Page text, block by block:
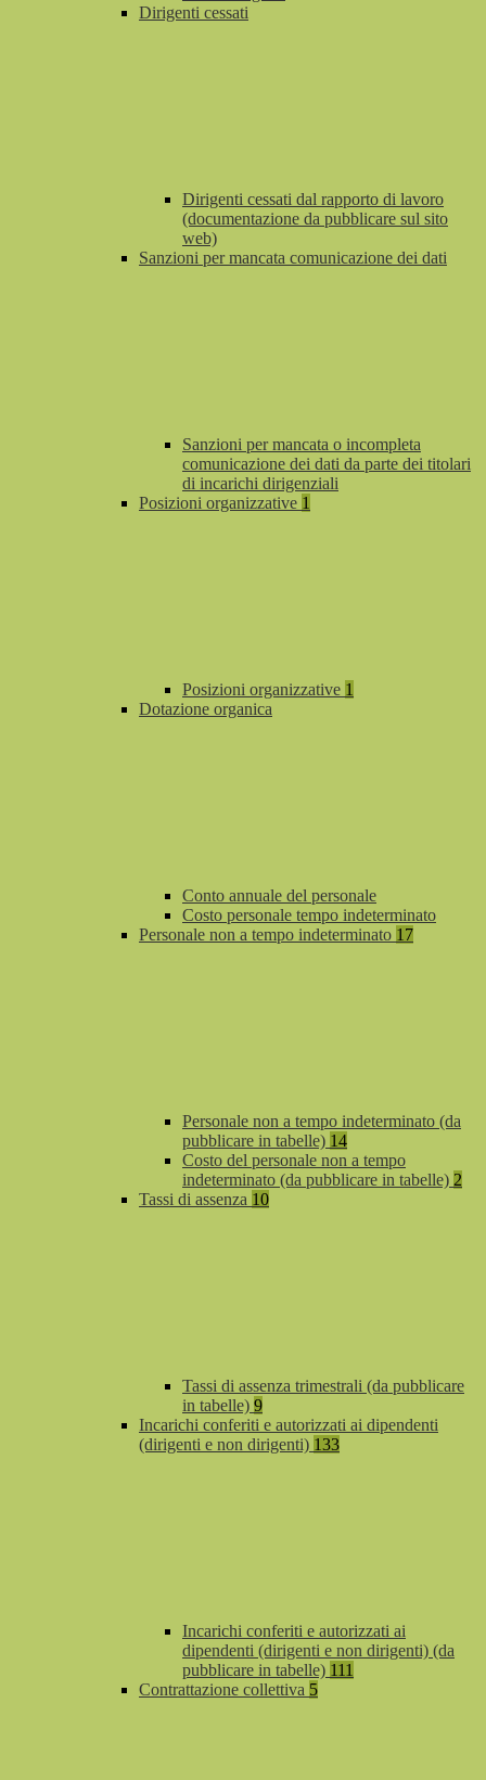
Dirigenti cessati
Dirigenti cessati dal rapporto di lavoro
(documentazione da pubblicare sul sito
web)
Sanzioni per mancata comunicazione dei dati
Sanzioni per mancata o incompleta
comunicazione dei dati da parte dei titolari
di incarichi dirigenziali
Posizioni organizzative 1
Posizioni organizzative 1
Dotazione organica
Conto annuale del personale
Costo personale tempo indeterminato
Personale non a tempo indeterminato 17
Personale non a tempo indeterminato (da
pubblicare in tabelle) 14
Costo del personale non a tempo
indeterminato (da pubblicare in tabelle) 2
Tassi di assenza 10
Tassi di assenza trimestrali (da pubblicare
in tabelle) 9
Incarichi conferiti e autorizzati ai dipendenti
(dirigenti e non dirigenti) 133
Incarichi conferiti e autorizzati ai
dipendenti (dirigenti e non dirigenti) (da
pubblicare in tabelle) 111
Contrattazione collettiva 5